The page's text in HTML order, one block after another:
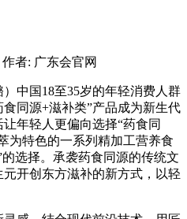
者: 广东会官网
国18至35岁的年轻消费人群
同源+滋补类”产品成为新生代
年轻人更偏向选择“药食同
为特色的一系列精加工营养食
选择。承袭药食同源的传统文
开创东方滋补的新方式，以轻